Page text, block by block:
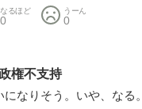
なるほど
0
うーん
0
権不支持
なりそう。いや、なる。